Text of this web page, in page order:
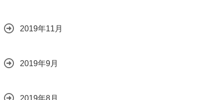
2019年11月
2019年9月
2019年8月